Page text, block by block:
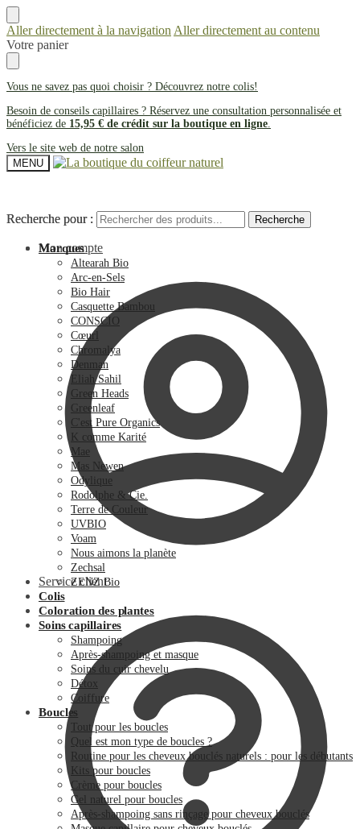
Aller directement à la navigation Aller directement au contenu
Votre panier
Vous ne savez pas quoi choisir ? Découvrez notre colis!
Besoin de conseils capillaires ? Réservez une consultation personnalisée et
bénéficiez de 15,95 € de crédit sur la boutique en ligne.
Vers le site web de notre salon
MENU
Recherche pour : Recherche
Mon compte
Service client
Recherche pour : Recherche
Marques
Altearah Bio
Arc-en-Sels
Bio Hair
Casquette Bambou
CONSCIO
Cœurl
Chromalya
Denman
Eliah Sahil
Green Heads
Greenleaf
C'est Pure Organics
K comme Karité
Mae
Mas Newen
Odylique
Rodolphe & Cie.
Terre de Couleur
UVBIO
Voam
Nous aimons la planète
Zechsal
ZENZ Bio
Colis
Coloration des plantes
Soins capillaires
Shampoing
Après-shampoing et masque
Soins du cuir chevelu
Détox
Coiffure
Boucles
Tout pour les boucles
Quel est mon type de boucles ?
Routine pour les cheveux bouclés naturels : pour les débutants
Kits pour boucles
Crème pour boucles
Gel naturel pour boucles
Après-shampoing sans rinçage pour cheveux bouclés